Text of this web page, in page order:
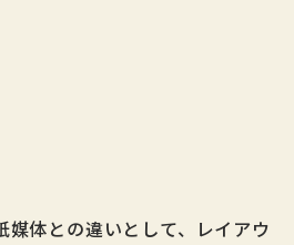
体との違いとして、レイアウ